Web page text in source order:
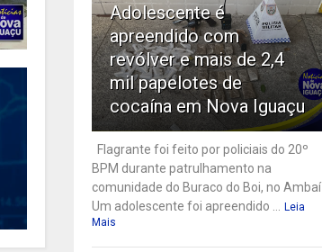
Adolescente é
apreendido com
revólver e mais de 2,4
mil papelotes de
cocaína em Nova Iguaçu
Flagrante foi feito por policiais do 20º
BPM durante patrulhamento na
comunidade do Buraco do Boi, no Ambaí
Um adolescente foi apreendido ...
Leia
Mais